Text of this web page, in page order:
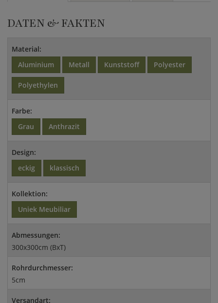
DATEN & FAKTEN
Material:
Aluminium
Metall Kunststoff Polyester
Polyethylen
Farbe:
Grau
Anthrazit
Design:
eckig
klassisch
Kollektion:
Uniek Meubiliar
Abmessungen:
300x300cm (BxT)
Rohrdurchmesser:
5cm
Versandart: